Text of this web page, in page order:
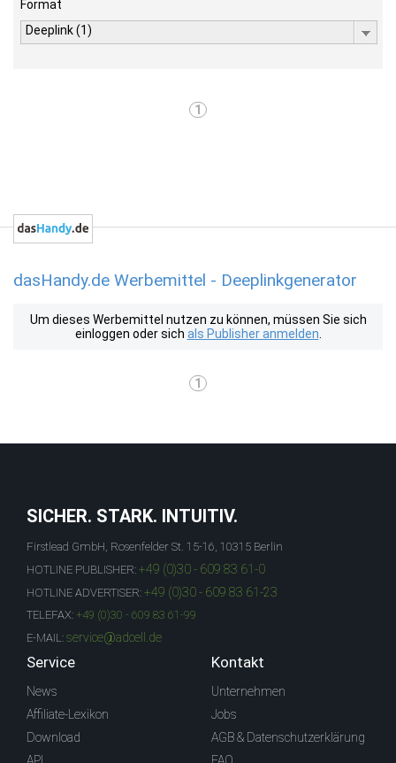
Format
Deeplink (1)
1
dasHandy.de Werbemittel - Deeplinkgenerator
Um dieses Werbemittel nutzen zu können, müssen Sie sich
einloggen oder sich als Publisher anmelden
1
SICHER. STARK. INTUITIV.
Firstlead GmbH, Rosenfelder St. 15-16, 10315 Berlin
HOTLINE PUBLISHER: +49 (0)30 - 609 83 61-0
HOTLINE ADVERTISER: +49 (0)30 - 609 83 61-23
TELEFAX: +49 (0)30 - 609 83 61-99
E-MAIL: service@adcell.de
Service
News
Affiliate-Lexikon
Download
Kontakt
Unternehmen
Jobs
AGB & Datenschutzerklärung